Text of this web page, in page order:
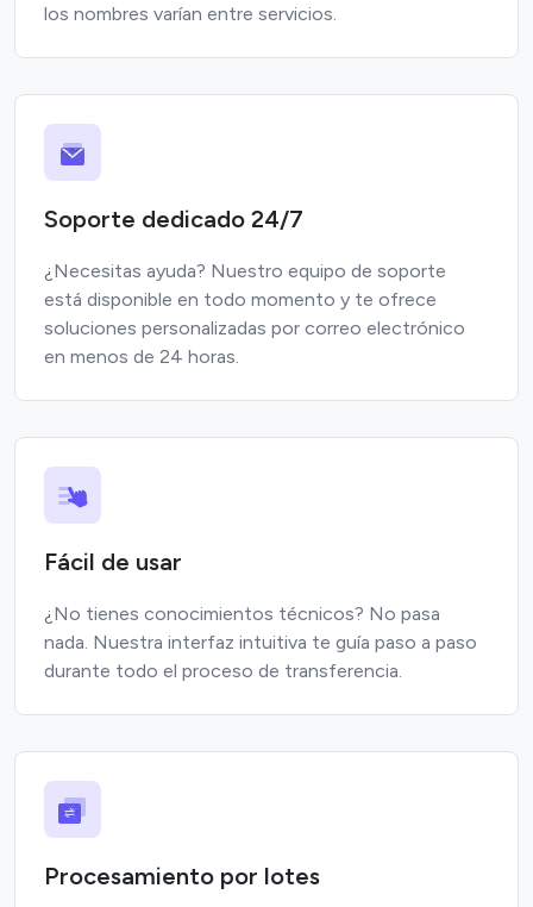
los nombres varían entre servicios.
Soporte dedicado 24/7
¿Necesitas ayuda? Nuestro equipo de soporte
está disponible en todo momento y te ofrece
soluciones personalizadas por correo electrónico
en menos de 24 horas.
Fácil de usar
¿No tienes conocimientos técnicos? No pasa
nada. Nuestra interfaz intuitiva te guía paso a paso
durante todo el proceso de transferencia.
Procesamiento por lotes